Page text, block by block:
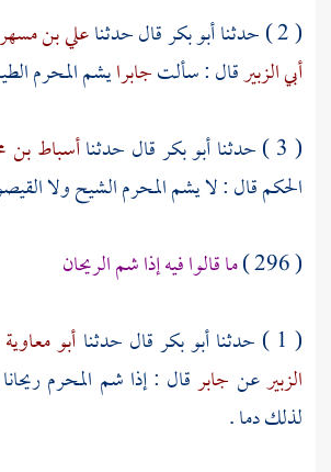
( 2 ) حدثنا
أبو بكرقال حدثناعلي بن مسهر
أبي الزبيرقال : سألتجابرايشم المحرم
( 3 ) حدثنا
أبو بكرقال حدثناأسباط بن
الحكمقال : لا يشم المحرم الشيح ولا
( 296 )
ما قالوا فيه إذا شم الريحان
( 1 ) حدثنا
أبو بكرقال حدثنا أبو معاوية
الزبيرعن جابرقال : إذا شم المحرم
لذلك دما .